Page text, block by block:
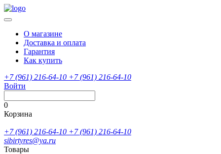
О магазине
Доставка и оплата
Гарантия
Как купить
+7 (961) 216-64-10 +7 (961) 216-64-10
Войти
0
Корзина
+7 (961) 216-64-10 +7 (961) 216-64-10
sibirtyres@ya.ru
Товары